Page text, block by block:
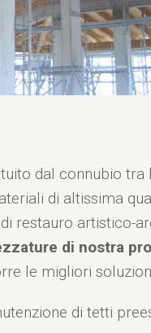
dal connubio tra
di altissima
restauro artistico-
di nostra
le migliori
di tetti